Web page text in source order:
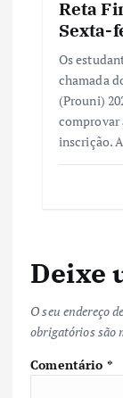
Reta
Sexta-
Os
chamada
(Prouni)
comprovar
inscrição.
Deixe
O seu endereço
obrigatórios são
Comentário *